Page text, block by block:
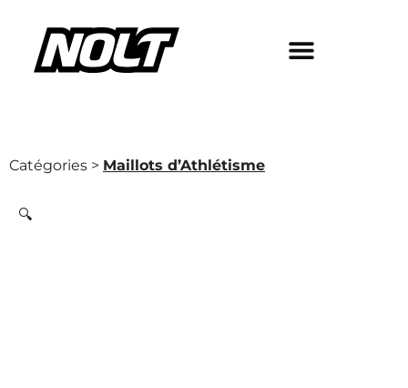
Catégories > Maillots d’Athlétisme
🔍